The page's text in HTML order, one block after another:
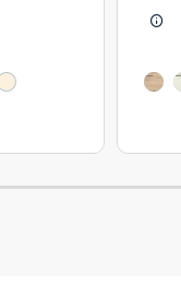
Afficher le détail du